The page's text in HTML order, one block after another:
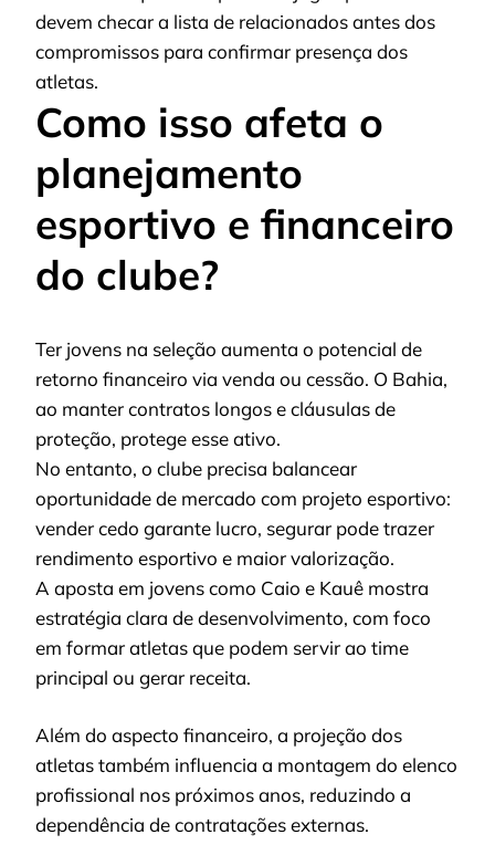
devem checar a lista de relacionados antes dos
compromissos para confirmar presença dos
atletas.
Como isso afeta o
planejamento
esportivo e financeiro
do clube?
Ter jovens na seleção aumenta o potencial de
retorno financeiro via venda ou cessão. O Bahia,
ao manter contratos longos e cláusulas de
proteção, protege esse ativo.
No entanto, o clube precisa balancear
oportunidade de mercado com projeto esportivo:
vender cedo garante lucro, segurar pode trazer
rendimento esportivo e maior valorização.
A aposta em jovens como Caio e Kauê mostra
estratégia clara de desenvolvimento, com foco
em formar atletas que podem servir ao time
principal ou gerar receita.
Além do aspecto financeiro, a projeção dos
atletas também influencia a montagem do elenco
profissional nos próximos anos, reduzindo a
dependência de contratações externas.